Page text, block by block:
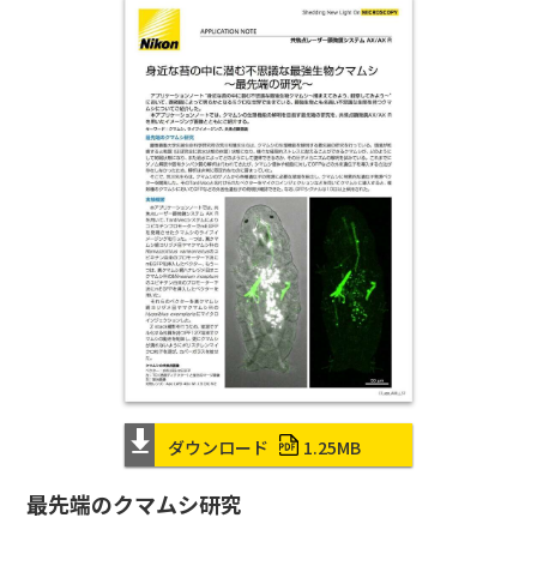
ダウンロード 1.25MB
最先端のクマムシ研究